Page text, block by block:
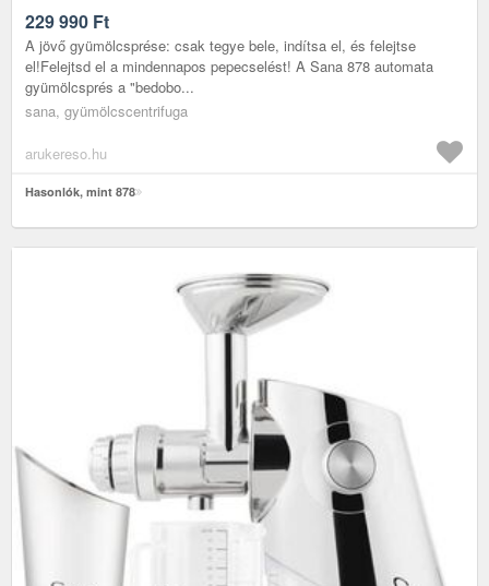
229 990 Ft
A jövő gyümölcsprése: csak tegye bele, indítsa el, és felejtse
el!Felejtsd el a mindennapos pepecselést! A Sana 878 automata
gyümölcsprés a "bedobo...
sana, gyümölcscentrifuga
arukereso.hu
Hasonlók, mint 878